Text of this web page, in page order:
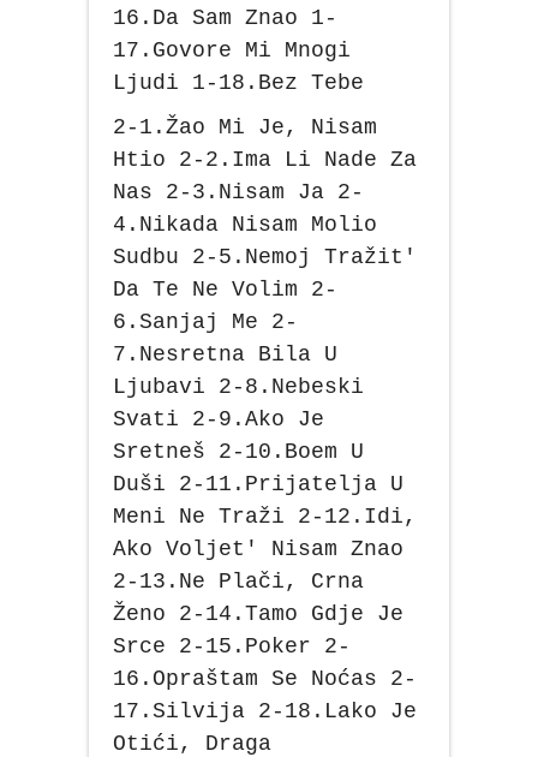
16.Da Sam Znao 1-
17.Govore Mi Mnogi
Ljudi 1-18.Bez Tebe
2-1.Žao Mi Je, Nisam
Htio 2-2.Ima Li Nade Za
Nas 2-3.Nisam Ja 2-
4.Nikada Nisam Molio
Sudbu 2-5.Nemoj Tražit'
Da Te Ne Volim 2-
6.Sanjaj Me 2-
7.Nesretna Bila U
Ljubavi 2-8.Nebeski
Svati 2-9.Ako Je
Sretneš 2-10.Boem U
Duši 2-11.Prijatelja U
Meni Ne Traži 2-12.Idi,
Ako Voljet' Nisam Znao
2-13.Ne Plači, Crna
Ženo 2-14.Tamo Gdje Je
Srce 2-15.Poker 2-
16.Opraštam Se Noćas 2-
17.Silvija 2-18.Lako Je
Otići, Draga